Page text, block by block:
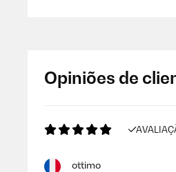
Opiniões de
ottimo